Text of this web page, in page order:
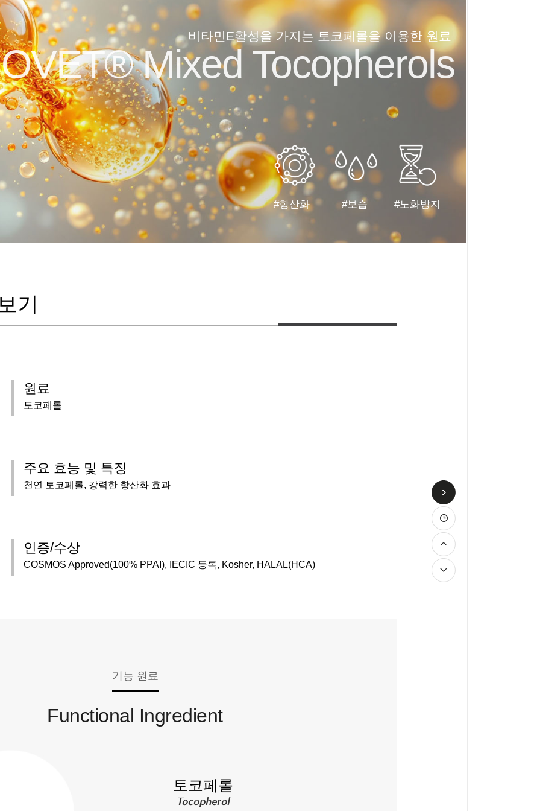
비타민E활성을 가지는 토코페롤을 이용한 원료
Mixed Tocopherols
#항산화 #보습 #노화방지
기
원료
토코페롤
주요 효능 및 특징
천연 토코페롤, 강력한 항산화 효과
인증/수상
COSMOS Approved(100% PPAI), IECIC 등록, Kosher, HALAL(HCA)
기능 원료
Functional Ingredient
토코페롤
Tocopherol